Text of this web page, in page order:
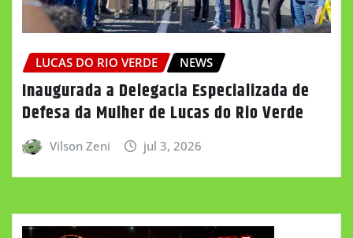
LUCAS DO RIO VERDE NEWS
Inaugurada a Delegacia Especializada de
Defesa da Mulher de Lucas do Rio Verde
Vilson Zeni jul 3, 2026